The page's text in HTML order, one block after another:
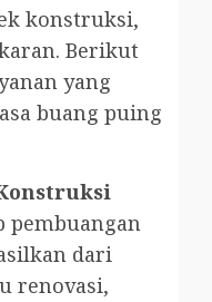
konstruksi,
Berikut
yang
buang puing
pembuangan
dari
renovasi,